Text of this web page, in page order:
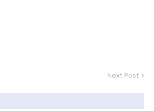
Next Post